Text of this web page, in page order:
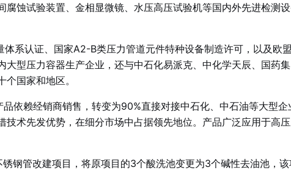
蚀试验装置、金相显微镜、水压高压试验机等国内外先进检测
系认证、国家A2-B类压力管道元件特种设备制造许可，以及
大型压力容器生产企业，还与中石化易派克、中化学天辰、国药
个国家和地区。
依赖经销商销售，转变为90%直接对接中石化、中石油等大型
术先发优势，在细分市场中占据领先地位。产品广泛应用于高
钢管改建项目，将原项目的3个酸洗池变更为3个碱性去油池，